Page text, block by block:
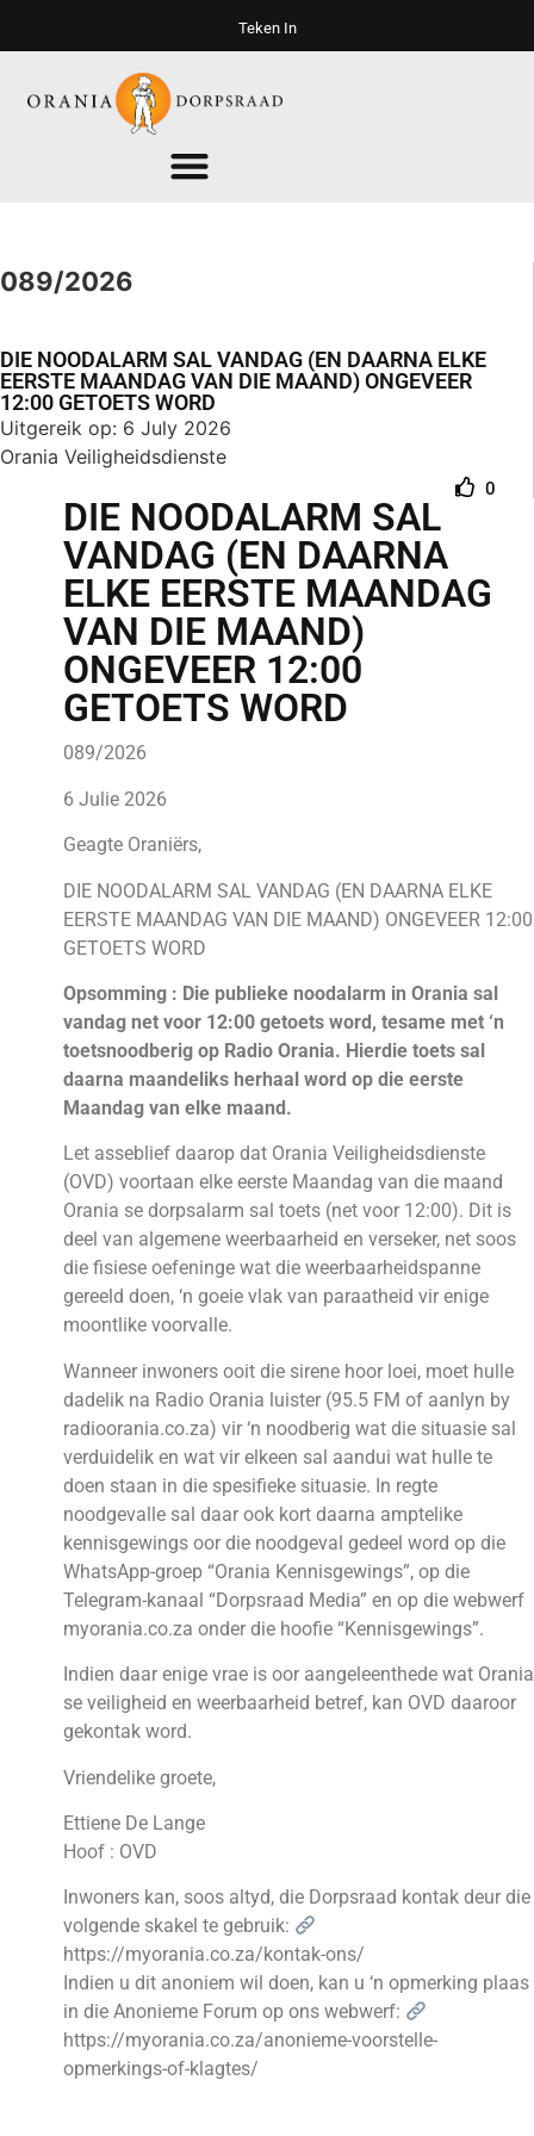
Teken In
089/2026
DIE NOODALARM SAL VANDAG (EN DAARNA ELKE
EERSTE MAANDAG VAN DIE MAAND) ONGEVEER
12:00 GETOETS WORD
Uitgereik op: 6 July 2026
Orania Veiligheidsdienste
0
DIE NOODALARM SAL
VANDAG (EN DAARNA
ELKE EERSTE MAANDAG
VAN DIE MAAND)
ONGEVEER 12:00
GETOETS WORD
089/2026
6 Julie 2026
Geagte Oraniërs,
DIE NOODALARM SAL VANDAG (EN DAARNA ELKE
EERSTE MAANDAG VAN DIE MAAND) ONGEVEER 12:00
GETOETS WORD
Opsomming : Die publieke noodalarm in Orania sal
vandag net voor 12:00 getoets word, tesame met ‘n
toetsnoodberig op Radio Orania. Hierdie toets sal
daarna maandeliks herhaal word op die eerste
Maandag van elke maand.
Let asseblief daarop dat Orania Veiligheidsdienste
(OVD) voortaan elke eerste Maandag van die maand
Orania se dorpsalarm sal toets (net voor 12:00). Dit is
deel van algemene weerbaarheid en verseker, net soos
die fisiese oefeninge wat die weerbaarheidspanne
gereeld doen, ‘n goeie vlak van paraatheid vir enige
moontlike voorvalle.
Wanneer inwoners ooit die sirene hoor loei, moet hulle
dadelik na Radio Orania luister (95.5 FM of aanlyn by
radioorania.co.za) vir ‘n noodberig wat die situasie sal
verduidelik en wat vir elkeen sal aandui wat hulle te
doen staan in die spesifieke situasie. In regte
noodgevalle sal daar ook kort daarna amptelike
kennisgewings oor die noodgeval gedeel word op die
WhatsApp-groep “Orania Kennisgewings”, op die
Telegram-kanaal “Dorpsraad Media” en op die webwerf
myorania.co.za onder die hoofie “Kennisgewings”.
Indien daar enige vrae is oor aangeleenthede wat Orania
se veiligheid en weerbaarheid betref, kan OVD daaroor
gekontak word.
Vriendelike groete,
Ettiene De Lange
Hoof : OVD
Inwoners kan, soos altyd, die Dorpsraad kontak deur die
volgende skakel te gebruik:
https://myorania.co.za/kontak-ons/
Indien u dit anoniem wil doen, kan u ‘n opmerking plaas
in die Anonieme Forum op ons webwerf:
https://myorania.co.za/anonieme-voorstelle-
opmerkings-of-klagtes/